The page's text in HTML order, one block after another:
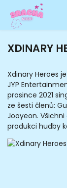
XDINARY
Xdinary Heroes
JYP
prosince 2021
ze šesti členů:
Jooyeon.
produkci hudby